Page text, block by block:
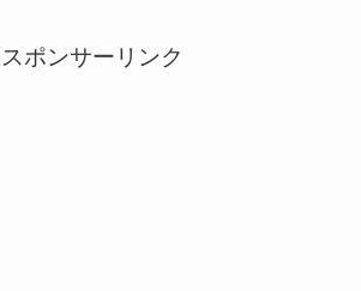
スポンサーリンク